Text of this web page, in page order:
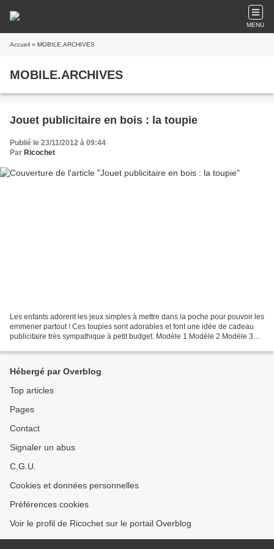
MENU
Accueil » MOBILE.ARCHIVES
MOBILE.ARCHIVES
Jouet publicitaire en bois : la toupie
Publié le 23/11/2012 à 09:44
Par Ricochet
Les enfants adorent les jeux simples à mettre dans la poche pour pouvoir les
emmener partout ! Ces toupies sont adorables et font une idée de cadeau
publicitaire très sympathique à petit budget. Modèle 1 Modèle 2 Modèle 3
Hébergé par Overblog
Top articles
Pages
Contact
Signaler un abus
C.G.U.
Cookies et données personnelles
Préférences cookies
Voir le profil de Ricochet sur le portail Overblog